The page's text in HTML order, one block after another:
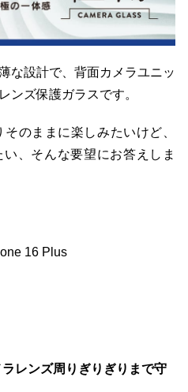
な設計で、背面カメラユニッ
ンズ保護ガラスです。
のままに楽しみたいけど、
、そんな要望にお答えしま
16 Plus
ラレンズ周りぎりぎりまで守